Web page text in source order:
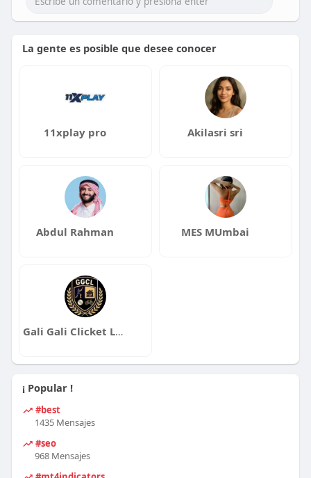
La gente es posible que desee conocer
11xplay pro Akilasri sri
Abdul Rahman MES MUmbai
Gali Gali Clicket League
¡ Popular !
#best
1435 Mensajes
#seo
968 Mensajes